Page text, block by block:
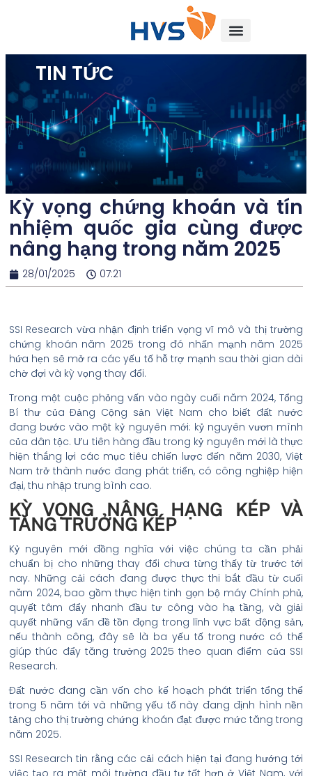
TIN TỨC
Kỳ vọng chứng khoán và tín
nhiệm quốc gia cùng được
nâng hạng trong năm 2025
28/01/2025 07:21
SSI Research vừa nhận định triển vọng vĩ mô và thị trường
chứng khoán năm 2025 trong đó nhấn mạnh năm 2025
hứa hẹn sẽ mở ra các yếu tố hỗ trợ mạnh sau thời gian dài
chờ đợi và kỳ vọng thay đổi.
Trong một cuộc phỏng vấn vào ngày cuối năm 2024, Tổng
Bí thư của Đảng Cộng sản Việt Nam cho biết đất nước
đang bước vào một kỷ nguyên mới: kỷ nguyên vươn mình
của dân tộc. Ưu tiên hàng đầu trong kỷ nguyên mới là thực
hiện thắng lợi các mục tiêu chiến lược đến năm 2030, Việt
Nam trở thành nước đang phát triển, có công nghiệp hiện
đại, thu nhập trung bình cao.
KỲ VỌNG NÂNG HẠNG KÉP VÀ
TĂNG TRƯỞNG KÉP
Kỷ nguyên mới đồng nghĩa với việc chúng ta cần phải
chuẩn bị cho những thay đổi chưa từng thấy từ trước tới
nay. Những cải cách đang được thực thi bắt đầu từ cuối
năm 2024, bao gồm thực hiện tinh gọn bộ máy Chính phủ,
quyết tâm đẩy nhanh đầu tư công vào hạ tầng, và giải
quyết những vấn đề tồn đọng trong lĩnh vực bất động sản,
nếu thành công, đây sẽ là ba yếu tố trong nước có thể
giúp thúc đẩy tăng trưởng 2025 theo quan điểm của SSI
Research.
Đất nước đang cần vốn cho kế hoạch phát triển tổng thể
trong 5 năm tới và những yếu tố này đang định hình nền
tảng cho thị trường chứng khoán đạt được mức tăng trong
năm 2025.
SSI Research tin rằng các cải cách hiện tại đang hướng tới
việc tạo ra một môi trường đầu tư tốt hơn ở Việt Nam, với